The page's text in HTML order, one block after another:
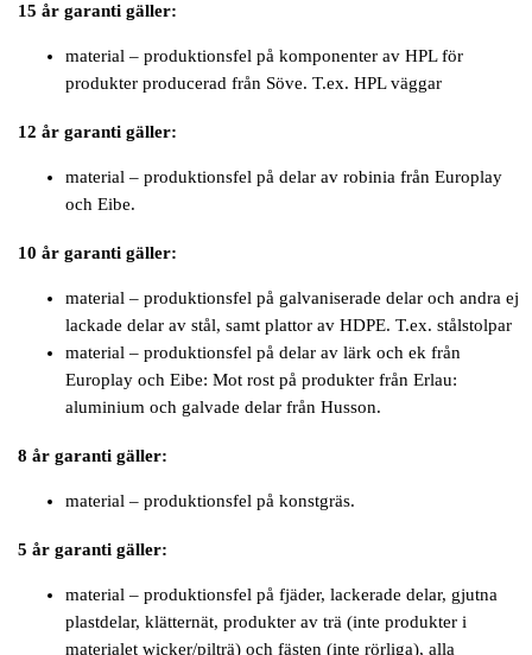
15 år garanti gäller:
material – produktionsfel på komponenter av HPL för
produkter producerad från Söve. T.ex. HPL väggar
12 år garanti gäller:
material – produktionsfel på delar av robinia från Europlay
och Eibe.
10 år garanti gäller:
material – produktionsfel på galvaniserade delar och andra ej
lackade delar av stål, samt plattor av HDPE. T.ex. stålstolpar
material – produktionsfel på delar av lärk och ek från
Europlay och Eibe: Mot rost på produkter från Erlau:
aluminium och galvade delar från Husson.
8 år garanti gäller:
material – produktionsfel på konstgräs.
5 år garanti gäller:
material – produktionsfel på fjäder, lackerade delar, gjutna
plastdelar, klätternät, produkter av trä (inte produkter i
materialet wicker/pilträ) och fästen (inte rörliga), alla